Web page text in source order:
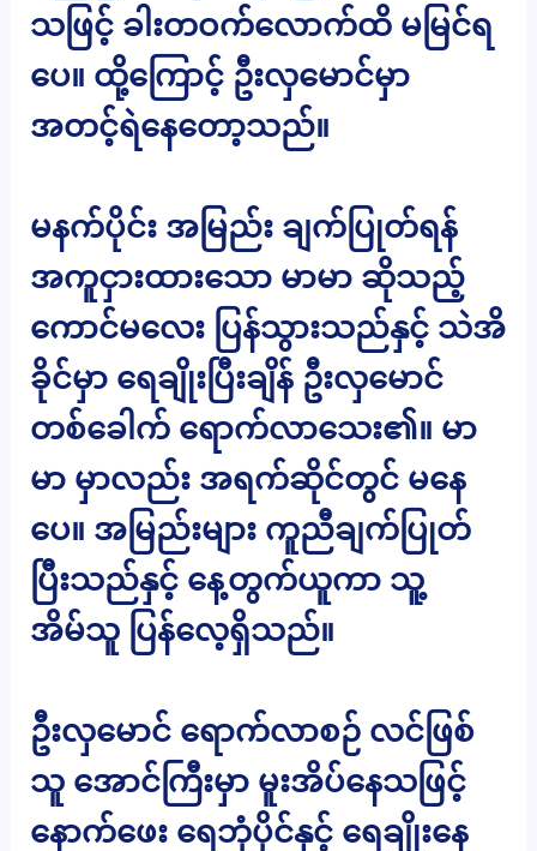
သဖြင့် ခါးတဝက်လောက်ထိ မမြင်ရ
ပေ။ ထို့ကြောင့် ဦးလှမောင်မှာ
အတင့်ရဲနေတော့သည်။
မနက်ပိုင်း အမြည်း ချက်ပြုတ်ရန်
အကူငှားထားသော မာမာ ဆိုသည့်
ကောင်မလေး ပြန်သွားသည်နှင့် သဲအိ
ခိုင်မှာ ရေချိုးပြီးချိန် ဦးလှမောင်
တစ်ခေါက် ရောက်လာသေး၏။ မာ
မာ မှာလည်း အရက်ဆိုင်တွင် မနေ
ပေ။ အမြည်းများ ကူညီချက်ပြုတ်
ပြီးသည်နှင့် နေ့တွက်ယူကာ သူ့
အိမ်သူ ပြန်လေ့ရှိသည်။
ဦးလှမောင် ရောက်လာစဉ် လင်ဖြစ်
သူ အောင်ကြီးမှာ မူးအိပ်နေသဖြင့်
နောက်ဖေး ရေဘုံပိုင်နှင့် ရေချိုးနေ